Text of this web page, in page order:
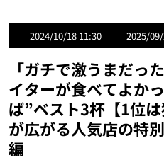
2024/10/18 11:30 2025/
「ガチで激うまだっ
イターが食べてよか
ば”ベスト3杯【1位
が広がる人気店の特
編